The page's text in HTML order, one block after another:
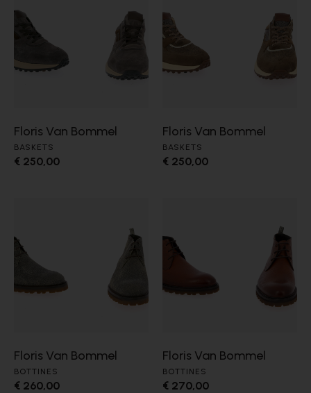
Floris Van Bommel
BASKETS
€ 250,00
Floris Van Bommel
BASKETS
€ 250,00
Floris Van Bommel
BOTTINES
€ 260,00
Floris Van Bommel
BOTTINES
€ 270,00